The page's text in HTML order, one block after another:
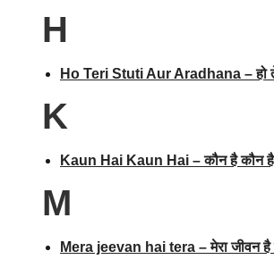
H
Ho Teri Stuti Aur Aradhana – हो
K
Kaun Hai Kaun Hai – कौन है कौन है
M
Mera jeevan hai tera – मेरा जीवन है